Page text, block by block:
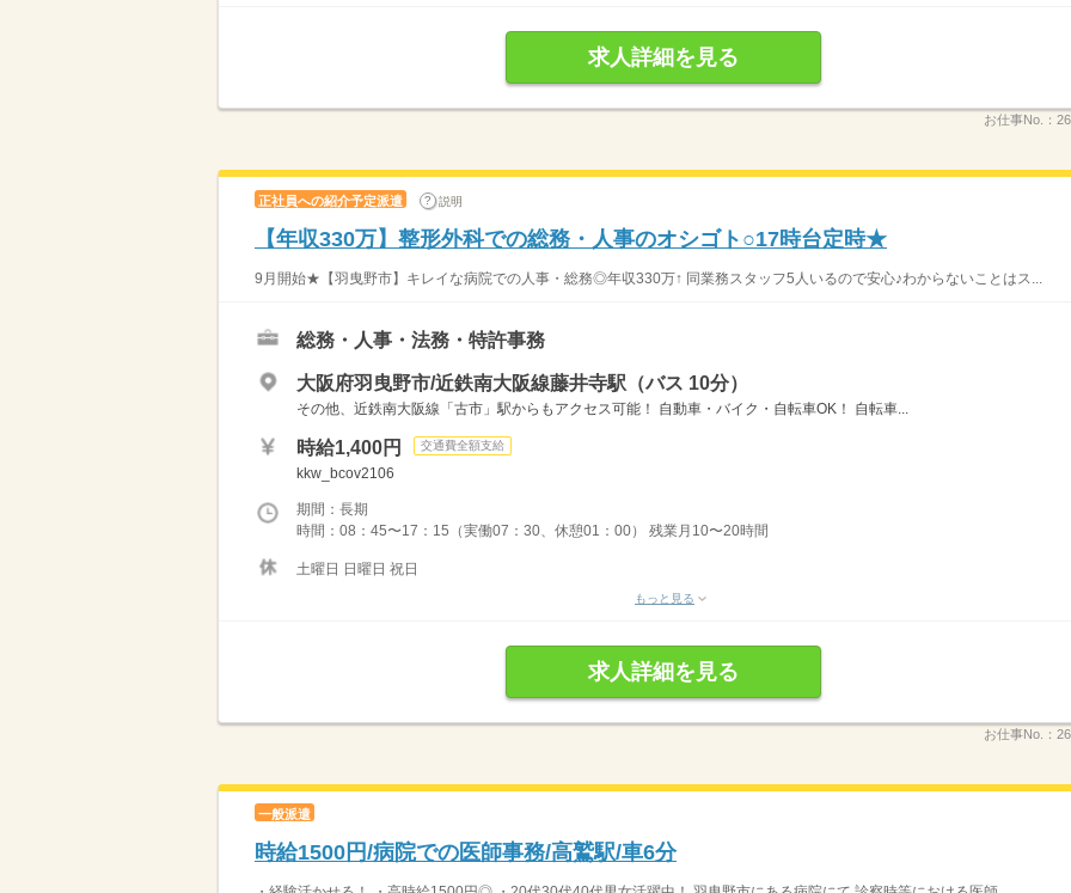
求人詳細を見る
お仕事No.：
正社員への紹介予定派遣 説明
【年収330万】整形外科での総務・人事のオシゴト○17時台定時★
9月開始★【羽曳野市】キレイな病院での人事・総務◎年収330万↑ 同業務スタッフ5人いるので安心♪わからないことはス...
総務・人事・法務・特許事務
大阪府羽曳野市/近鉄南大阪線藤井寺駅（バス 10分）
その他、近鉄南大阪線「古市」駅からもアクセス可能！ 自動車・バイク・自転車OK！ 自転車...
時給1,400円 交通費全額支給
kkw_bcov2106
期間：長期
時間：08：45〜17：15（実働07：30、休憩01：00） 残業月10〜20時間
土曜日 日曜日 祝日
もっと見る
求人詳細を見る
お仕事No.：
一般派遣
時給1500円/病院での医師事務/高鷲駅/車6分